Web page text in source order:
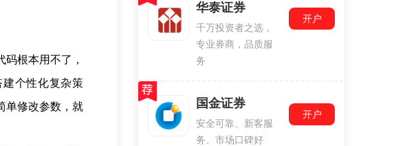
根本用不了，
个性化复杂策
单修改参数，就
华泰证券
千万投资者之选，
专业券商，品质服
务
开户
国金证券
安全可靠、新客服
务、市场口碑好
开户